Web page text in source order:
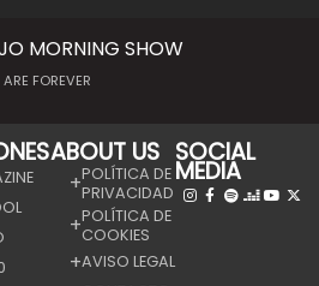
MORNING SHOW
FOREVER
ABOUT US
POLÍTICA DE
PRIVACIDAD
POLÍTICA DE
COOKIES
AVISO LEGAL
SOCIAL
MEDIA